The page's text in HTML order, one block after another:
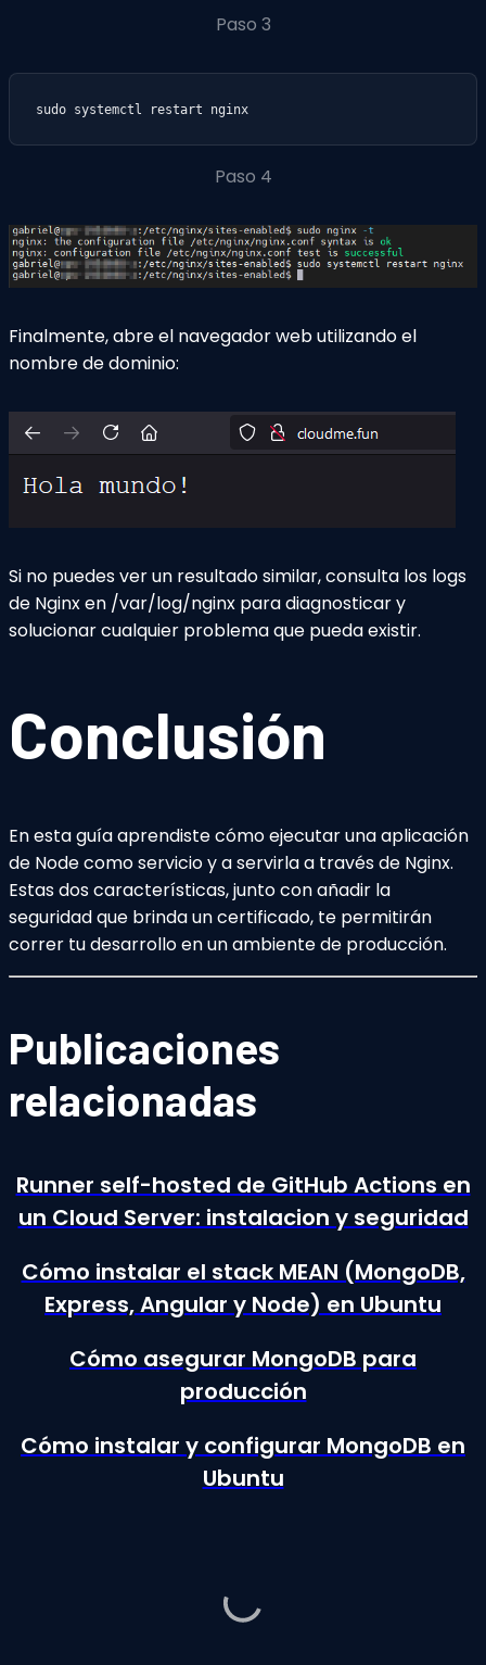
Paso 3
sudo systemctl restart nginx
Paso 4
Finalmente, abre el navegador web utilizando el
nombre de dominio:
Si no puedes ver un resultado similar, consulta los logs
de Nginx en /var/log/nginx para diagnosticar y
solucionar cualquier problema que pueda existir.
Conclusión
En esta guía aprendiste cómo ejecutar una aplicación
de Node como servicio y a servirla a través de Nginx.
Estas dos características, junto con añadir la
seguridad que brinda un certificado, te permitirán
correr tu desarrollo en un ambiente de producción.
Publicaciones
relacionadas
Runner self-hosted de GitHub Actions en
un Cloud Server: instalacion y seguridad
Cómo instalar el stack MEAN (MongoDB,
Express, Angular y Node) en Ubuntu
Cómo asegurar MongoDB para
producción
Cómo instalar y configurar MongoDB en
Ubuntu